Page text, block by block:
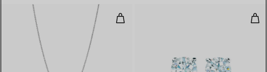
Diamantanhänger